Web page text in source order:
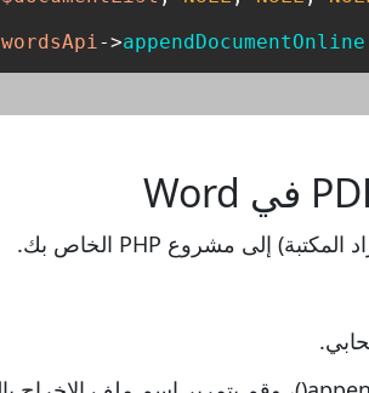
->appendDocumentOnline